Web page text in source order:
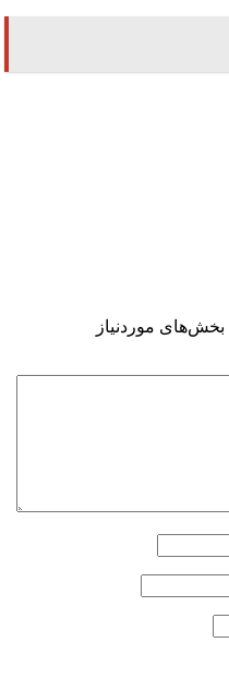
بخش‌های موردنیاز